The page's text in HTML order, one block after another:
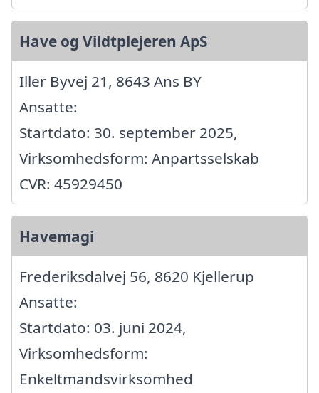
Have og Vildtplejeren ApS
Iller Byvej 21, 8643 Ans BY
Ansatte:
Startdato: 30. september 2025,
Virksomhedsform: Anpartsselskab
CVR: 45929450
Havemagi
Frederiksdalvej 56, 8620 Kjellerup
Ansatte:
Startdato: 03. juni 2024,
Virksomhedsform:
Enkeltmandsvirksomhed